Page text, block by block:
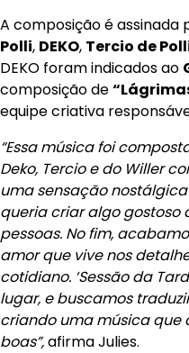
A composição é assinada
Polli, DEKO, Tercio de
DEKO foram indicados ao
composição de
equipe criativa
“Essa música foi
Deko, Tercio e do Willer
uma sensação
queria criar algo gostoso
pessoas. No fim,
amor que vive nos
cotidiano. ‘Sessão da
lugar, e buscamos
criando uma música que
boas”,afirma Julies.